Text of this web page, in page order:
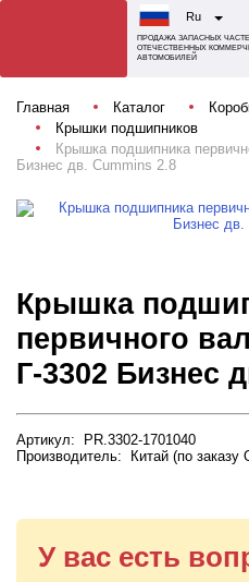
Ru
ПРОДАЖА ЗАПАСНЫХ
ОТЕЧЕСТВЕННЫХ
АВТОМОБИЛЕЙ
Главная Каталог
Крышки подшипников
Крышка подшипника
Бизнес дв. Cummins 2.8
Крышка
первичного
Г-3302 Бизнес
Артикул: PR.3302-1701040
Производитель: Китай (по
У вас есть